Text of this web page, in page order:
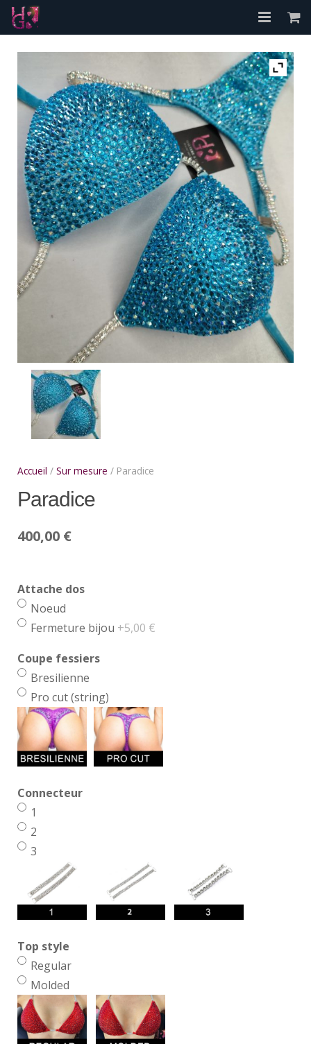
Accueil
A propos
Les Bikinis
FAQ
Contact
Mon compte
Accueil / Sur mesure / Paradice
Paradice
400,00 €
Attache dos
Noeud
Fermeture bijou +5,00 €
Coupe fessiers
Bresilienne
Pro cut (string)
Connecteur
1
2
3
Top style
Regular
Molded